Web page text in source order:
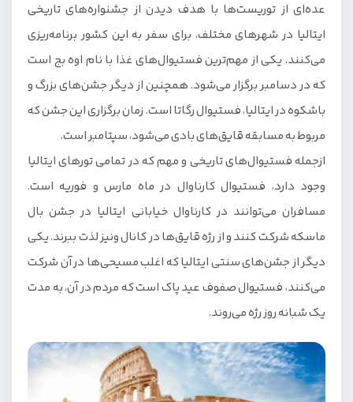
عده‌ای از توریست‌ها با هدف دیدن از جشنواره‌های تاریخی
ایتالیا در شهرهای مختلف، برای سفر به این کشور برنامه‌ریزی
می‌کنند. یکی از مهم‌ترین فستیوال‌های غذا با نام اوه بج است
که در دسامبر برگزار می‌شود. همچنین از دیگر جشن‌های بزرگ و
باشکوه در ایتالیا، فستیوال رگاتا است. زمان برگزاری این جشن که
مربوط به مسابقه قایق‌های بادی می‌شود، سپتامبر است.
ازجمله فستیوال‌های تاریخی و مهم که در تمامی تورهای ایتالیا
وجود دارد، فستیوال کارناوال در ماه مارس و فوریه است.
مسافران می‌توانند در کارناوال خیابانی ایتالیا در جشن بال
ماسکه شرکت کنند و از رژه‌ قایق‌ها در کانال ونیز لذت ببرند. یکی
دیگر از جشن‌های سنتی ایتالیا که اغلب مسیحی‌ها در آن شرکت
می‌کنند، فستیوال صفوف عید پاک است که مردم در آن، به مدت
یک شبانه روز رژه می‌روند.